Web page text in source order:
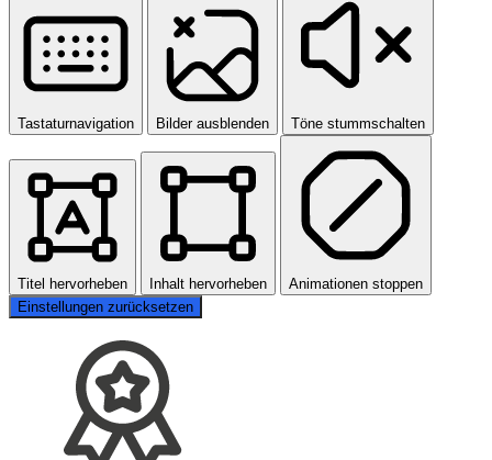
Tastaturnavigation Bilder ausblenden Töne stummschalten
Titel hervorheben Inhalt hervorheben
Animationen stoppen
Einstellungen zurücksetzen